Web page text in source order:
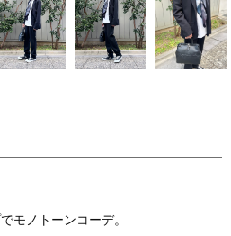
モノトーンコーデ。